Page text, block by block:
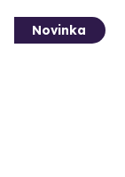
Novinka